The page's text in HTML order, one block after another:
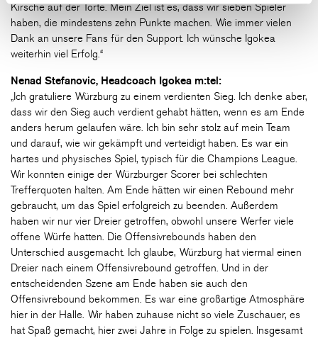
Kirsche auf der Torte. Mein Ziel ist es, dass wir sieben Spieler
haben, die mindestens zehn Punkte machen. Wie immer vielen
Dank an unsere Fans für den Support. Ich wünsche Igokea
weiterhin viel Erfolg.“
Nenad Stefanovic, Headcoach Igokea m:tel:
„Ich gratuliere Würzburg zu einem verdienten Sieg. Ich denke aber,
dass wir den Sieg auch verdient gehabt hätten, wenn es am Ende
anders herum gelaufen wäre. Ich bin sehr stolz auf mein Team
und darauf, wie wir gekämpft und verteidigt haben. Es war ein
hartes und physisches Spiel, typisch für die Champions League.
Wir konnten einige der Würzburger Scorer bei schlechten
Trefferquoten halten. Am Ende hätten wir einen Rebound mehr
gebraucht, um das Spiel erfolgreich zu beenden. Außerdem
haben wir nur vier Dreier getroffen, obwohl unsere Werfer viele
offene Würfe hatten. Die Offensivrebounds haben den
Unterschied ausgemacht. Ich glaube, Würzburg hat viermal einen
Dreier nach einem Offensivrebound getroffen. Und in der
entscheidenden Szene am Ende haben sie auch den
Offensivrebound bekommen. Es war eine großartige Atmosphäre
hier in der Halle. Wir haben zuhause nicht so viele Zuschauer, es
hat Spaß gemacht, hier zwei Jahre in Folge zu spielen. Insgesamt